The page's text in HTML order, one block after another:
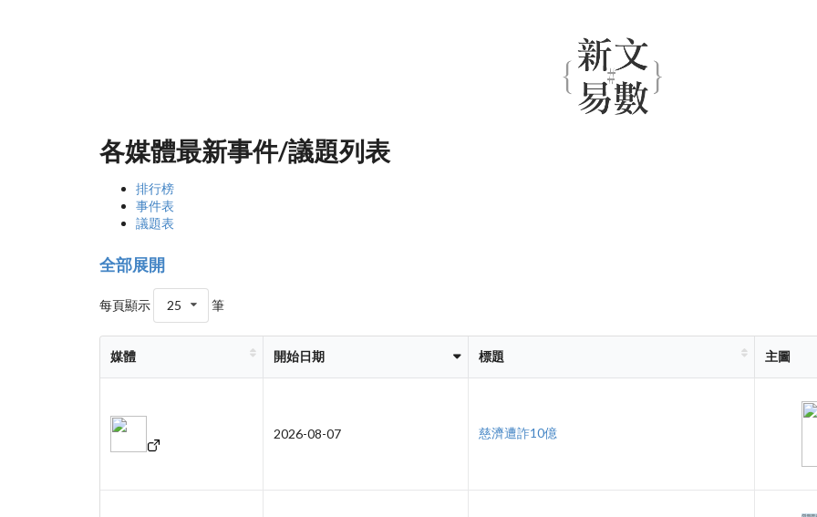
各媒體最新事件/議題列表
排行榜
事件表
議題表
全部展開
每頁顯示 25 筆
媒體 開始日期 標題 主圖
2026-08-07 慈濟遭詐10億